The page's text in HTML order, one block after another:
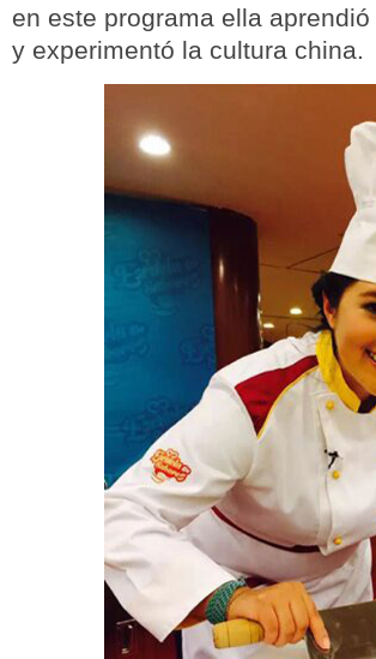
en este programa ella
y experimentó la cultura china.